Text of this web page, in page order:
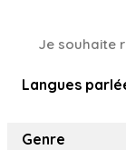
Je souhaite
Langues
Genre